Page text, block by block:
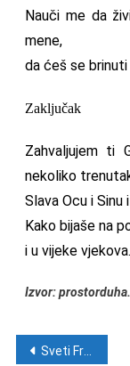
Nauči me da
mene,
da ćeš se
Zaključak
Zahvaljujem ti
nekoliko
Slava Ocu i Sinu
Kako bijaše na
i u vijeke vjekova.
Izvor:
Sveti Franjo Asiški